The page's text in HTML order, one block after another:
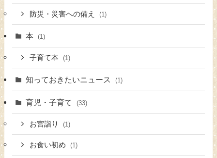
防災・災害への備え (1)
本 (1)
子育て本 (1)
知っておきたいニュース (1)
育児・子育て (33)
お宮詣り (1)
お食い初め (1)